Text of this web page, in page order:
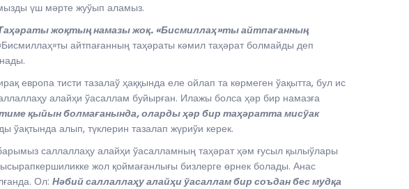
үш мәрте жуўып аламыз.
жоқтың намазы жоқ. «Бисмиллаҳ»­ты айтпағанның
айтпағанның таҳәраты кәмил таҳәрат болмайды деп
европа тисти тазалаў ҳаққында еле ойлап та көрмеген ўақытта, бул ис
алайҳи ўасаллам буйырған. Илажы болса ҳәр бир намазға
қыйын болмағанында, оларды ҳәр бир таҳәратта мисўак
алып, түклерин тазалап жүриўи керек.
саллаллаҳу алайҳи ўасалламның таҳәрат ҳәм ғусыл қылыўлары
жол қоймағанлығы бизлерге өрнек болады. Анас
Ол: Нәбий саллаллаҳу алайҳи ўасаллам бир соъдан бес мудқа